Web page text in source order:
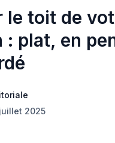
le toit de
: plat, en
2025